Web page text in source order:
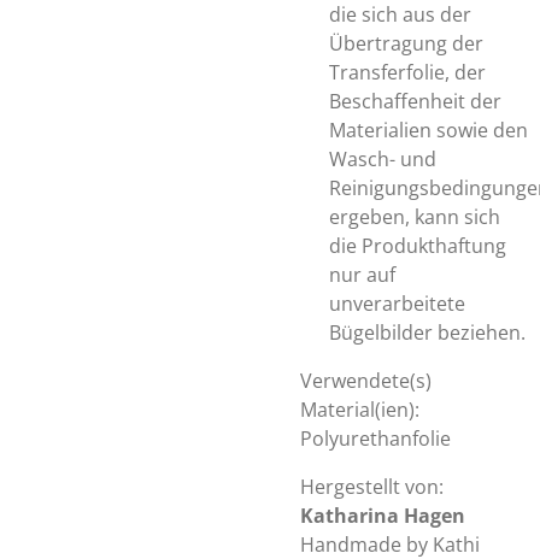
die sich aus der
Übertragung der
Transferfolie, der
Beschaffenheit der
Materialien sowie den
Wasch- und
ergeben, kann sich
die Produkthaftung
nur auf
unverarbeitete
Bügelbilder beziehen.
Verwendete(s)
Material(ien):
Polyurethanfolie
Hergestellt von:
Katharina Hagen
Handmade by Kathi